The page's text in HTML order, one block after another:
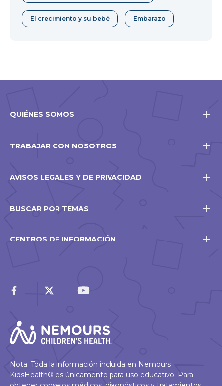
El crecimiento y su bebé Embarazo
QUIÉNES SOMOS
TRABAJAR CON NOSOTROS
AVISOS LEGALES Y DE PRIVACIDAD
BUSCAR POR TEMAS
CENTROS DE INFORMACIÓN
Nota: Toda la información incluida en Nemours
KidsHealth® es únicamente para uso educativo. Para